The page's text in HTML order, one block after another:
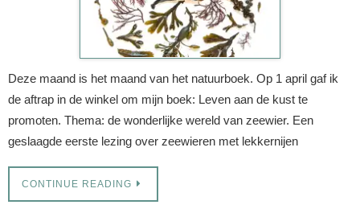
Deze maand is het maand van het natuurboek. Op 1 april gaf ik
de aftrap in de winkel om mijn boek: Leven aan de kust te
promoten. Thema: de wonderlijke wereld van zeewier. Een
geslaagde eerste lezing over zeewieren met lekkernijen
CONTINUE READING